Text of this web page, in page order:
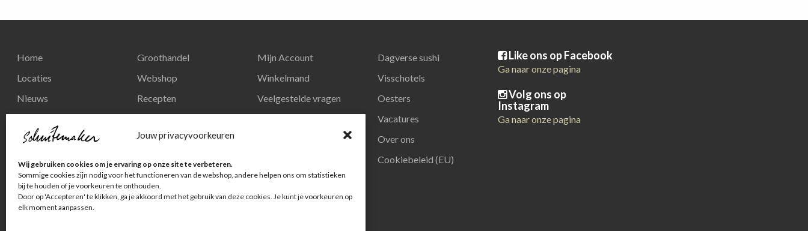
Jouw privacyvoorkeuren
Wij gebruiken cookies om je ervaring op onze site te verbeteren.
Sommige cookies zijn nodig voor het functioneren van de webshop, andere helpen ons om statistieken
bij te houden of je voorkeuren te onthouden.
Door op 'Accepteren' te klikken, ga je akkoord met het gebruik van deze cookies. Je kunt je voorkeuren op
elk moment aanpassen.
Home
Locaties
Nieuws
Contact
Privacy en
persoonsgegevens
Groothandel
Webshop
Recepten
Mijn Account
Winkelmand
Veelgestelde vragen
Dagverse sushi
Visschotels
Oesters
Vacatures
Over ons
Cookiebeleid (EU)
Like ons op Facebook
Ga naar onze pagina
Volg ons op
Instagram
Ga naar onze pagina